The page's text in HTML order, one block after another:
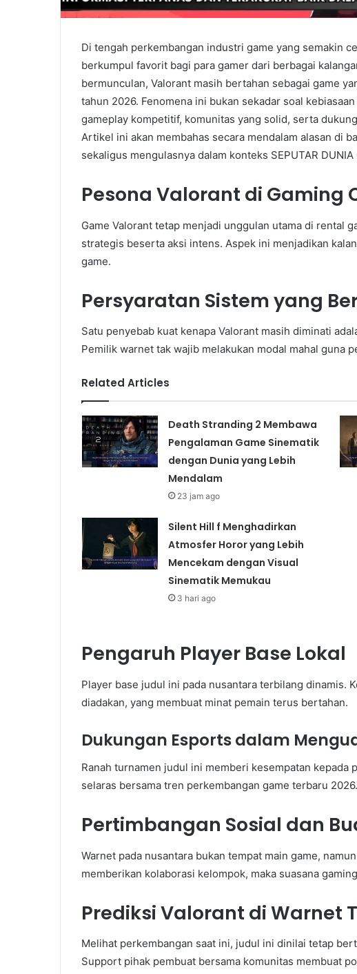
Di tengah perkembangan industri game yang semakin
berkumpul favorit bagi para gamer dari berbagai
bermunculan, Valorant masih bertahan sebagai game
tahun 2026. Fenomena ini bukan sekadar soal
gameplay kompetitif, komunitas yang solid, serta
Artikel ini akan membahas secara mendalam alasan di
sekaligus mengulasnya dalam konteks SEPUTAR DUNIA
Pesona Valorant di Gaming
Game Valorant tetap menjadi unggulan utama di rental
strategis beserta aksi intens. Aspek ini menjadikan
game.
Persyaratan Sistem yang
Satu penyebab kuat kenapa Valorant masih diminati
Pemilik warnet tak wajib melakukan modal mahal guna
Related Articles
Death Stranding 2 Membawa
Pengalaman Game Sinematik
dengan Dunia yang Lebih
Mendalam
23 jam ago
Silent Hill f Menghadirkan
Atmosfer Horor yang Lebih
Mencekam dengan Visual
Sinematik Memukau
3 hari ago
Pengaruh Player Base Lokal
Player base judul ini pada nusantara terbilang dinamis.
diadakan, yang membuat minat pemain terus bertahan.
Dukungan Esports dalam
Ranah turnamen judul ini memberi kesempatan kepada
selaras bersama tren perkembangan game terbaru 2026.
Pertimbangan Sosial dan
Warnet pada nusantara bukan tempat main game,
memberikan kolaborasi kelompok, maka suasana
Prediksi Valorant di Warnet
Melihat perkembangan saat ini, judul ini dinilai tetap
Support pihak pembuat bersama komunitas membuat